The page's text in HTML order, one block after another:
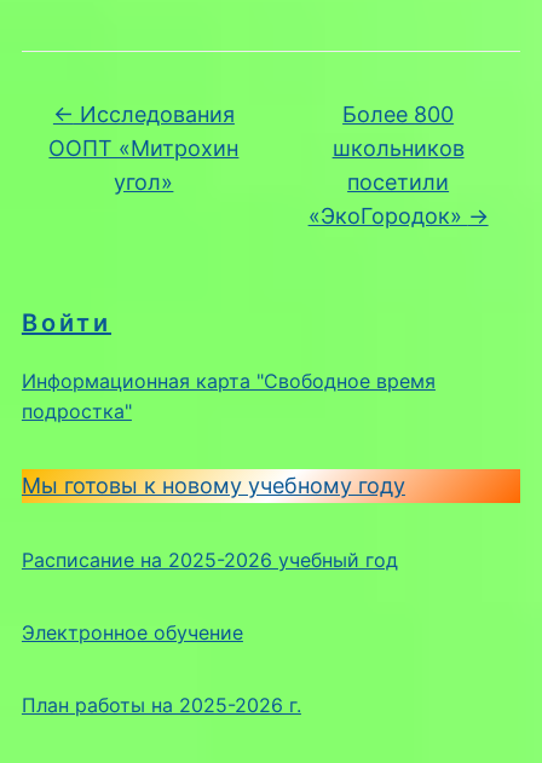
Войти
Информационная карта "Свободное время
подростка"
Мы готовы к новому учебному году
Расписание на 2025-2026 учебный год
Электронное обучение
План работы на 2025-2026 г.
← Исследования
ООПТ «Митрохин
угол»
Более 800
школьников
посетили
«ЭкоГородок» →